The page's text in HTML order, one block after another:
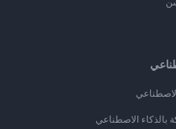
بالذكاء الاصطناعي